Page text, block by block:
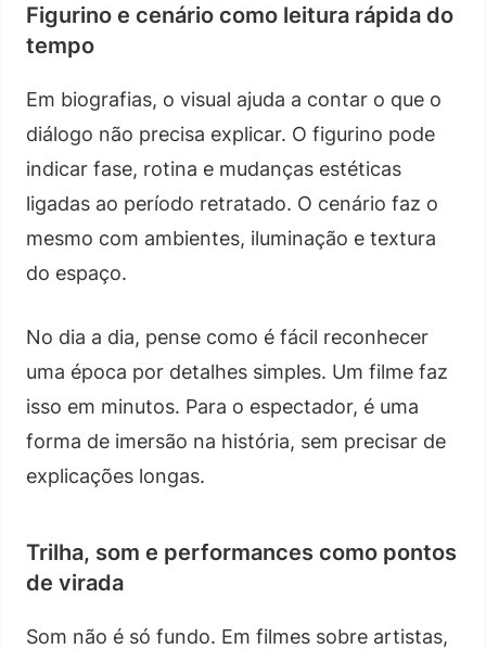
Figurino e cenário como leitura rápida do
tempo
Em biografias, o visual ajuda a contar o que o
diálogo não precisa explicar. O figurino pode
indicar fase, rotina e mudanças estéticas
ligadas ao período retratado. O cenário faz o
mesmo com ambientes, iluminação e textura
do espaço.
No dia a dia, pense como é fácil reconhecer
uma época por detalhes simples. Um filme faz
isso em minutos. Para o espectador, é uma
forma de imersão na história, sem precisar de
explicações longas.
Trilha, som e performances como pontos
de virada
Som não é só fundo. Em filmes sobre artistas,